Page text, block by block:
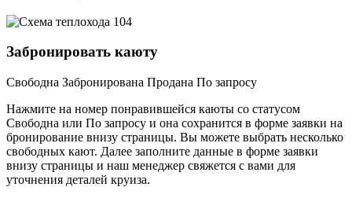
Забронировать каюту
Свободна Забронирована Продана По запросу
Нажмите на номер понравившейся каюты со статусом
Свободна или По запросу и она сохранится в форме заявки на
бронирование внизу страницы. Вы можете выбрать несколько
свободных кают. Далее заполните данные в форме заявки
внизу страницы и наш менеджер свяжется с вами для
уточнения деталей круиза.